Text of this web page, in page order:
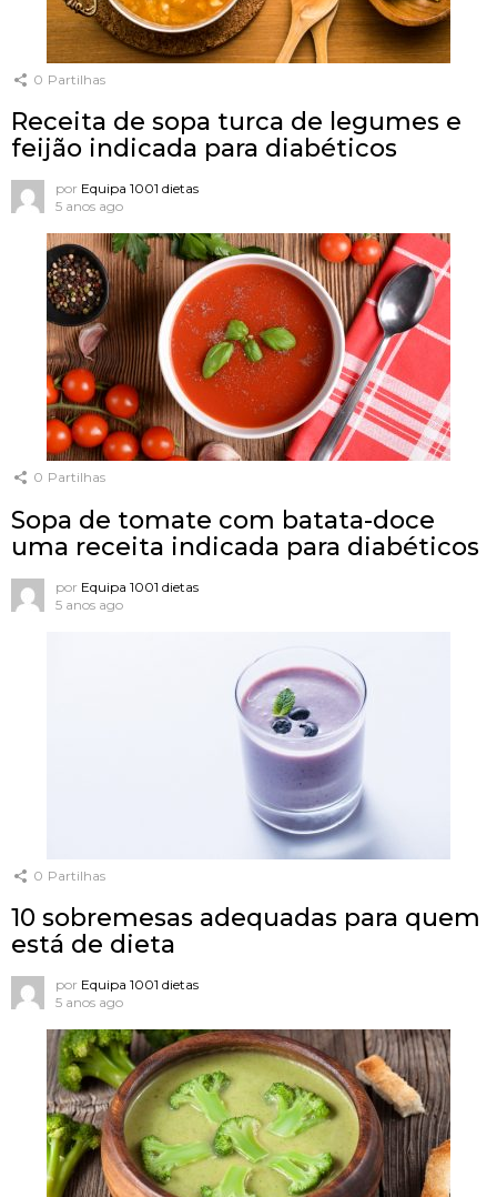
0 Partilhas
Receita de sopa turca de legumes e
feijão indicada para diabéticos
por Equipa 1001 dietas
5 anos ago
0 Partilhas
Sopa de tomate com batata-doce
uma receita indicada para diabéticos
por Equipa 1001 dietas
5 anos ago
0 Partilhas
10 sobremesas adequadas para quem
está de dieta
por Equipa 1001 dietas
5 anos ago